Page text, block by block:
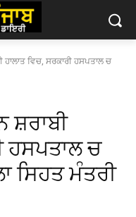
ਹਾਲਾਤ ਵਿਚ, ਸਰਕਾਰੀ ਹਸਪਤਾਲ ਚ
ਸ਼ਰਾਬੀ
ਹਸਪਤਾਲ ਚ
ਸਿਹਤ ਮੰਤਰੀ